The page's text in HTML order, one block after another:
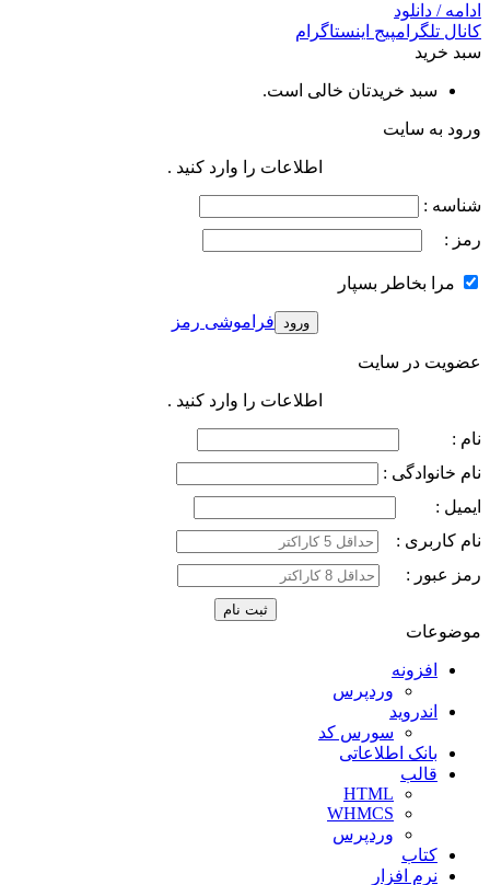
ادامه / دانلود
کانال تلگرامپیج اینستاگرام
سبد خرید
سبد خریدتان خالی است.
ورود به سایت
اطلاعات را وارد کنید .
شناسه :
رمز :
مرا بخاطر بسپار
فراموشی رمز
عضویت در سایت
اطلاعات را وارد کنید .
نام :
نام خانوادگی :
ایمیل :
نام کاربری :
رمز عبور :
موضوعات
افزونه
وردپرس
اندروید
سورس کد
بانک اطلاعاتی
قالب
HTML
WHMCS
وردپرس
کتاب
نرم افزار